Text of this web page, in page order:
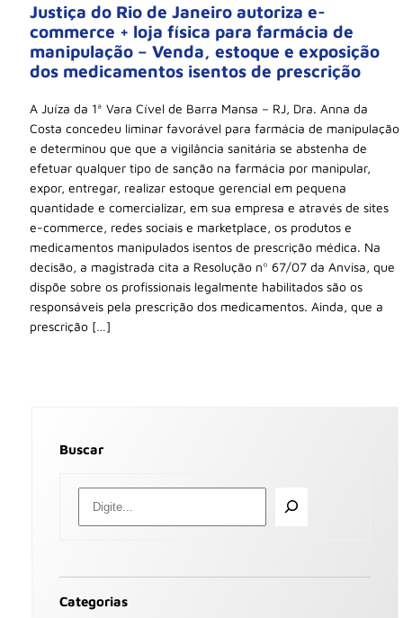
Justiça do Rio de Janeiro autoriza e-
commerce + loja física para farmácia de
manipulação – Venda, estoque e exposição
dos medicamentos isentos de prescrição
A Juíza da 1ª Vara Cível de Barra Mansa – RJ, Dra. Anna da
Costa concedeu liminar favorável para farmácia de manipulação
e determinou que que a vigilância sanitária se abstenha de
efetuar qualquer tipo de sanção na farmácia por manipular,
expor, entregar, realizar estoque gerencial em pequena
quantidade e comercializar, em sua empresa e através de sites
e-commerce, redes sociais e marketplace, os produtos e
medicamentos manipulados isentos de prescrição médica. Na
decisão, a magistrada cita a Resolução nº 67/07 da Anvisa, que
dispõe sobre os profissionais legalmente habilitados são os
responsáveis pela prescrição dos medicamentos. Ainda, que a
prescrição […]
Buscar
Categorias